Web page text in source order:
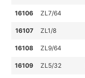
16106 ZL7/64
16107 ZL1/8
16108 ZL9/64
16109 ZL5/32